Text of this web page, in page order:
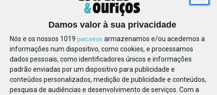
Damos valor à sua privacidade
Nós e os nossos 1019 parceiros armazenamos e/ou acedemos a
informações num dispositivo, como cookies, e processamos
dados pessoais, como identificadores únicos e informações
padrão enviadas por um dispositivo para publicidade e
conteúdos personalizados, medição de publicidade e conteúdos,
pesquisa de audiências e desenvolvimento de serviços. Com a